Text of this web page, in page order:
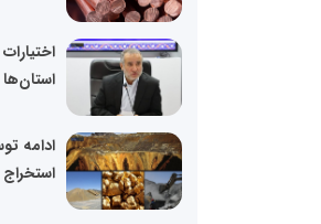
ادامه
استخراج سالانه